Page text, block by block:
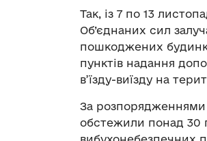
Так, із 7 по 13
Об’єднаних сил
пошкоджених
пунктів надання
в’їзду-виїзду на
За розпорядженнями
обстежили понад 30